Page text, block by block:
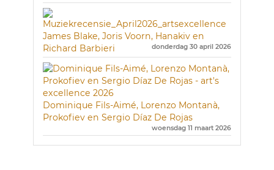
James Blake, Joris Voorn, Hanakiv en
Richard Barbieri
donderdag 30 april 2026
Dominique Fils-Aimé, Lorenzo Montanà,
Prokofiev en Sergio Díaz De Rojas
woensdag 11 maart 2026